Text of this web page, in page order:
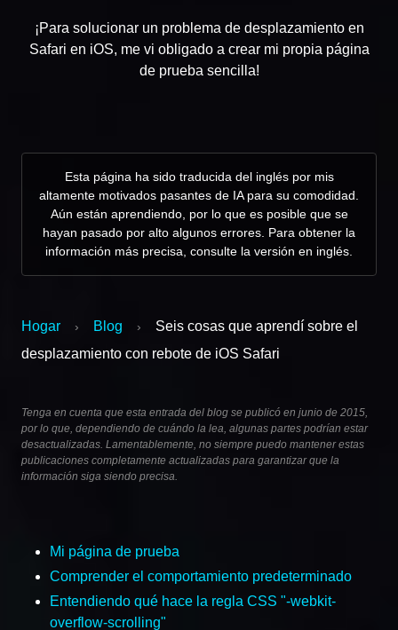
¡Para solucionar un problema de desplazamiento en
Safari en iOS, me vi obligado a crear mi propia página
de prueba sencilla!
Esta página ha sido traducida del inglés por mis
altamente motivados pasantes de IA para su comodidad.
Aún están aprendiendo, por lo que es posible que se
hayan pasado por alto algunos errores. Para obtener la
información más precisa, consulte la versión en inglés.
Hogar › Blog ›
Seis cosas que aprendí sobre el
desplazamiento con rebote de iOS Safari
Tenga en cuenta que esta entrada del blog se publicó en junio de 2015,
por lo que, dependiendo de cuándo la lea, algunas partes podrían estar
desactualizadas. Lamentablemente, no siempre puedo mantener estas
publicaciones completamente actualizadas para garantizar que la
información siga siendo precisa.
Mi página de prueba
Comprender el comportamiento predeterminado
Entendiendo qué hace la regla CSS "-webkit-
overflow-scrolling"